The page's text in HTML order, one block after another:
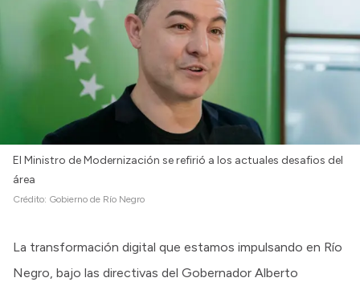
El Ministro de Modernización se refirió a los actuales desafios del
área
Crédito: Gobierno de Río Negro
La transformación digital que estamos impulsando en Río
Negro, bajo las directivas del Gobernador Alberto